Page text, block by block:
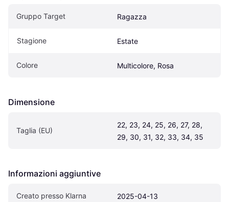
Gruppo Target Ragazza
Stagione Estate
Colore Multicolore, Rosa
Dimensione
Taglia (EU)
22, 23, 24, 25, 26, 27, 28,
29, 30, 31, 32, 33, 34, 35
Informazioni aggiuntive
Creato presso Klarna 2025-04-13